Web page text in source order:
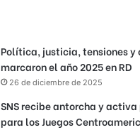
Política, justicia, tensiones y
marcaron el año 2025 en RD
26 de diciembre de 2025
SNS recibe antorcha y
para los Juegos